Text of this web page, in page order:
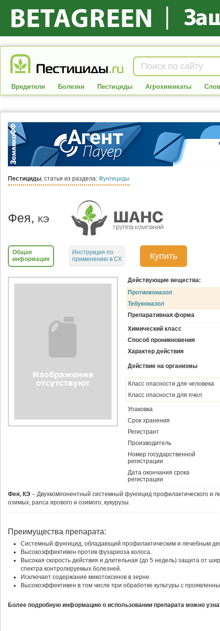
Вредители Болезни Пестициды Агрохимикаты
Пестициды, статья из раздела: Фунгициды
Фея, КЭ
Общая
информация
Инструкция по
применению в СХ
Купить
Действующие вещества:
Протиоконазол
Тебуконазол
Препаративная форма
Химический класс
Способ проникновения
Характер действия
Действие на организмы
Класс опасности для человека
Класс опасности для пчел
Упаковка
Срок хранения
Регистрант
Производитель
Номер государственной
регистрации
Дата окончания срока
регистрации
Фея, КЭ – Двухкомпонентный системный фунгицид профилактического и
озимых, рапса ярового и озимого, кукурузы.
Преимущества препарата:
Системный фунгицид, обладающий профилактическим и лечебным
Высокоэффективен против фузариоза колоса.
Высокая скорость действия и длительная (до 5 недель) защита от
спектра контролируемых болезней.
Исключает содержание микотоксинов в зерне.
Высокоэффективен в том числе при обработке культуры с
Более подробную информацию о использовании препарата можно